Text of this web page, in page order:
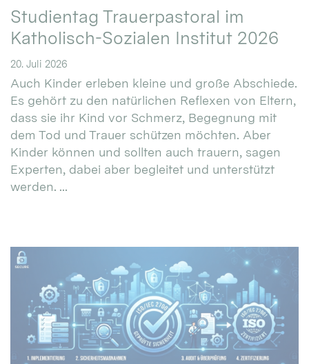
Studientag Trauerpastoral im
Katholisch-Sozialen Institut 2026
20. Juli 2026
Auch Kinder erleben kleine und große Abschiede.
Es gehört zu den natürlichen Reflexen von Eltern,
dass sie ihr Kind vor Schmerz, Begegnung mit
dem Tod und Trauer schützen möchten. Aber
Kinder können und sollten auch trauern, sagen
Experten, dabei aber begleitet und unterstützt
werden. ...